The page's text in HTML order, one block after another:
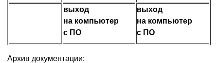
выход
на компьютер
с ПО
выход
на компьютер
с ПО
Архив документации: